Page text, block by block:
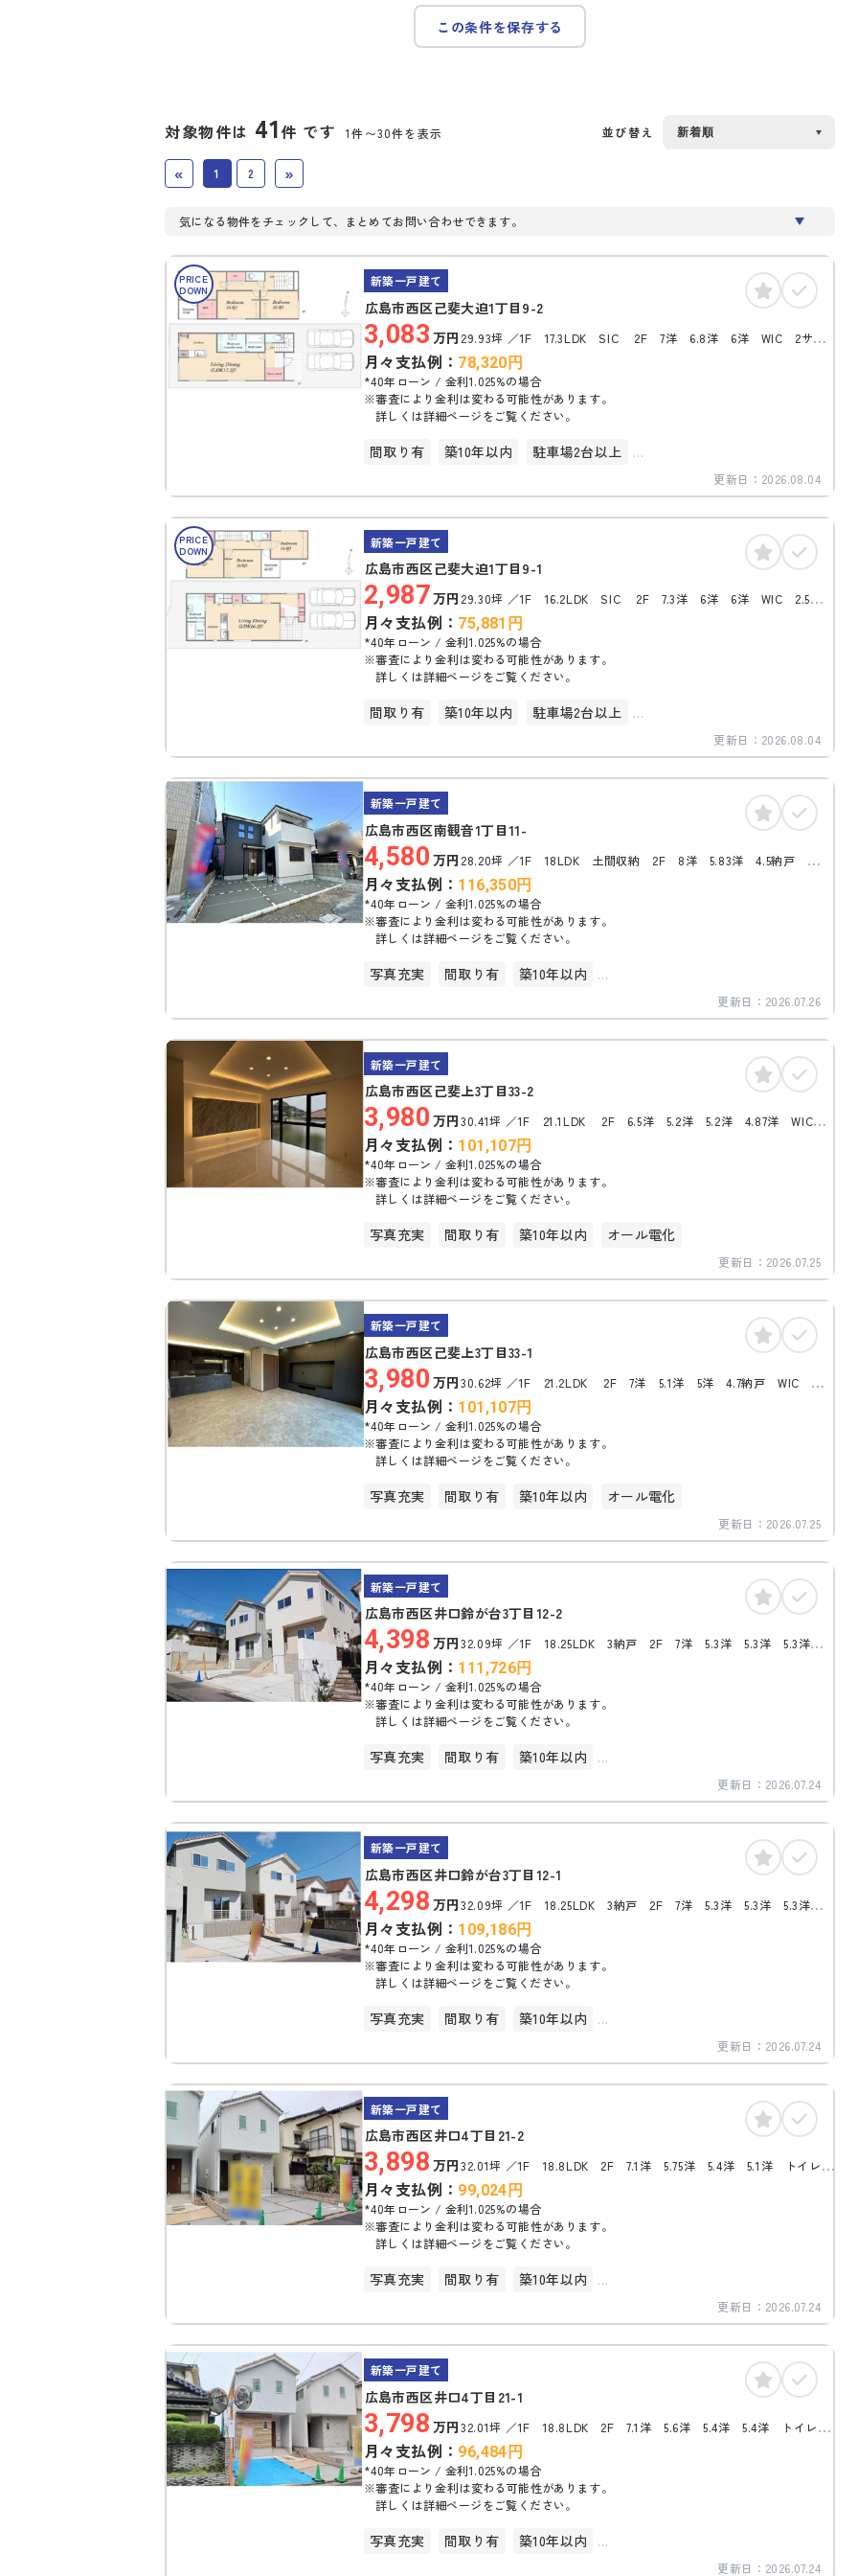
この条件を保存する
対象物件は 41件 です 1件〜30件を表示 並び替え
« 1 2 »
気になる物件をチェックして、まとめてお問い合わせできます。
PRICE
DOWN
新築一戸建て
広島市西区己斐大迫1丁目9-2
3,083 万円 29.93坪 1F 17.3LDK SIC 2F 7洋 6.8洋 6洋 WIC 2サン
ルーム トイレ
月々支払例： 78,320 円
*40年ローン / 金利1.025%の場合
※審査により金利は変わる可能性があります。
詳しくは詳細ページをご覧ください。
間取り有 築10年以内
駐車場2台以上
更新日： 2026.08.04
PRICE
DOWN
新築一戸建て
広島市西区己斐大迫1丁目9-1
2,987万円 29.30坪 1F 16.2LDK SIC 2F 7.3洋 6洋 6洋 WIC 2.5サン
ルーム トイレ
月々支払例： 75,881 円
*40年ローン / 金利1.025%の場合
※審査により金利は変わる可能性があります。
詳しくは詳細ページをご覧ください。
間取り有 築10年以内
駐車場2台以上
更新日： 2026.08.04
新築一戸建て
広島市西区南観音1丁目11-
4,580 万円 28.20坪 1F 18LDK 土間収納 2F 8洋 5.83洋 4.5納戸
WIC トイレ
月々支払例： 116,350円
*40年ローン / 金利1.025%の場合
※審査により金利は変わる可能性があります。
詳しくは詳細ページをご覧ください。
写真充実 間取り有
築10年以内
更新日： 2026.07.26
新築一戸建て
広島市西区己斐上3丁目33-2
3,980 万円30.41坪 1F 21.1LDK 2F 6.5洋 5.2洋 5.2洋 4.87洋 WIC
トイレ
月々支払例： 101,107円
*40年ローン / 金利1.025%の場合
※審査により金利は変わる可能性があります。
詳しくは詳細ページをご覧ください。
写真充実 間取り有 築10年以内 オール電化
更新日： 2026.07.25
新築一戸建て
広島市西区己斐上3丁目33-1
3,980 万円30.62坪 1F 21.2LDK 2F 7洋 5.1洋 5洋 4.7納戸 WIC ト
月々支払例： 101,107円
*40年ローン / 金利1.025%の場合
※審査により金利は変わる可能性があります。
詳しくは詳細ページをご覧ください。
写真充実 間取り有 築10年以内 オール電化
更新日： 2026.07.25
新築一戸建て
広島市西区井口鈴が台3丁目12-2
4,398 万円32.09坪 1F 18.25LDK 3納戸 2F 7洋 5.3洋 5.3洋 5.3洋
2.7サンルーム トイレ
月々支払例： 111,726円
*40年ローン / 金利1.025%の場合
※審査により金利は変わる可能性があります。
詳しくは詳細ページをご覧ください。
写真充実 間取り有
築10年以内
更新日： 2026.07.24
新築一戸建て
広島市西区井口鈴が台3丁目12-1
4,298 万円32.09坪 1F 18.25LDK 3納戸 2F 7洋 5.3洋 5.3洋 5.3洋
3.1サンルーム トイレ
月々支払例： 109,186円
*40年ローン / 金利1.025%の場合
※審査により金利は変わる可能性があります。
詳しくは詳細ページをご覧ください。
写真充実 間取り有
築10年以内
更新日： 2026.07.24
新築一戸建て
広島市西区井口4丁目21-2
3,898 万円32.01坪 1F 18.8LDK 2F 7.1洋 5.75洋 5.4洋 5.1洋 トイレ
3.7ビューサンルーム
月々支払例： 99,024 円
*40年ローン / 金利1.025%の場合
※審査により金利は変わる可能性があります。
詳しくは詳細ページをご覧ください。
写真充実 間取り有
築10年以内
更新日： 2026.07.24
新築一戸建て
広島市西区井口4丁目21-1
3,798 万円32.01坪 1F 18.8LDK 2F 7.1洋 5.6洋 5.4洋 5.4洋 トイレ
3.7ビューサンルーム
月々支払例： 96,484 円
*40年ローン / 金利1.025%の場合
※審査により金利は変わる可能性があります。
詳しくは詳細ページをご覧ください。
写真充実 間取り有
築10年以内
更新日： 2026.07.24